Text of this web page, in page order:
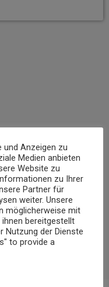
Mayen-Koblenz
und Anzeigen zu
Medien anbieten
Website zu
zu Ihrer
Partner für
weiter. Unsere
möglicherweise mit
bereitgestellt
Nutzung der Dienste
to provide a